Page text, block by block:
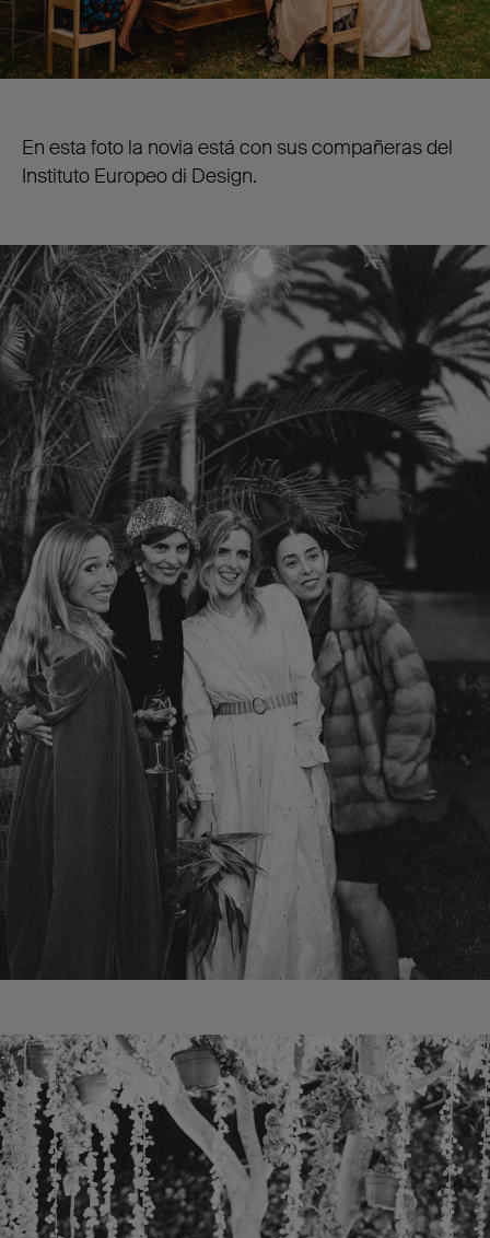
En esta foto la novia está con sus compañeras del
Instituto Europeo di Design.